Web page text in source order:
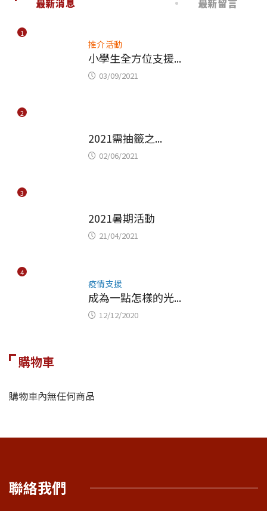
最新消息 最新留言
1
推介活動
小學生全方位支援...
03/09/2021
2
2021需抽籤之...
02/06/2021
3
2021暑期活動
21/04/2021
4
疫情支援
成為一點怎樣的光...
12/12/2020
購物車
購物車內無任何商品
聯絡我們